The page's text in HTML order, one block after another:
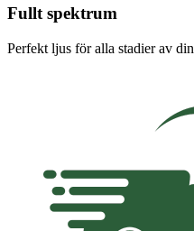
Fullt spektrum
Perfekt ljus för alla stadier av